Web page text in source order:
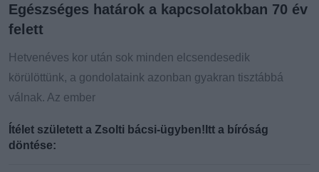
Egészséges határok a kapcsolatokban 70 év
felett
Hetvenéves kor után sok minden elcsendesedik
körülöttünk, a gondolataink azonban gyakran tisztábbá
válnak. Az ember
Ítélet született a Zsolti bácsi-ügyben!Itt a bíróság
döntése: